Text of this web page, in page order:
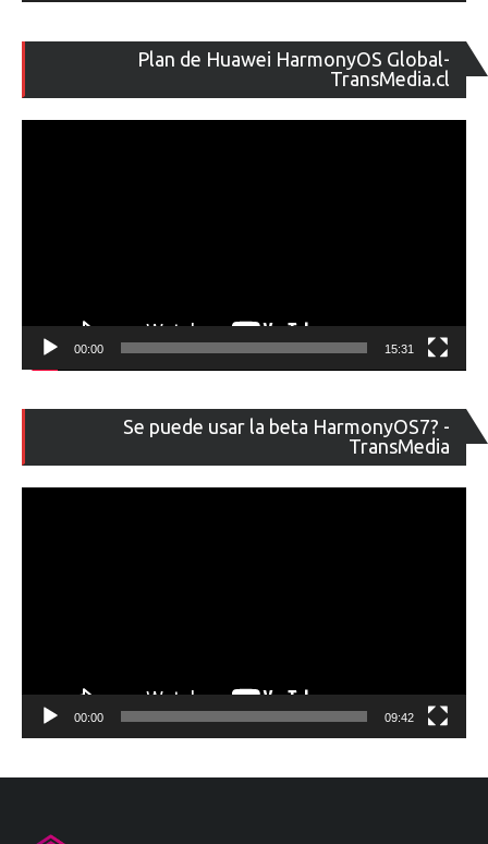
Plan de Huawei HarmonyOS Global-
TransMedia.cl
de
00:00 15:31
Se puede usar la beta HarmonyOS7? -
TransMedia
de
00:00 09:42